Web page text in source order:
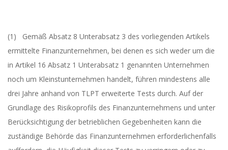
(1) Gemäß Absatz 8 Unterabsatz 3 des vorliegenden Artikels
ermittelte Finanzunternehmen, bei denen es sich weder um die
in Artikel 16 Absatz 1 Unterabsatz 1 genannten Unternehmen
noch um Kleinstunternehmen handelt, führen mindestens alle
drei Jahre anhand von TLPT erweiterte Tests durch. Auf der
Grundlage des Risikoprofils des Finanzunternehmens und unter
Berücksichtigung der betrieblichen Gegebenheiten kann die
zuständige Behörde das Finanzunternehmen erforderlichenfalls